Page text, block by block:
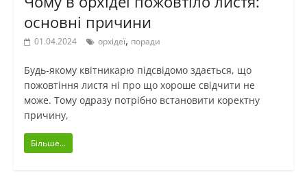
основні причини
01.04.2024 орхідеї, поради
Будь-якому квітникарю підсвідомо здається, що
пожовтіння листя ні про що хороше свідчити не
може. Тому одразу потрібно встановити коректну
причину,
Більше...